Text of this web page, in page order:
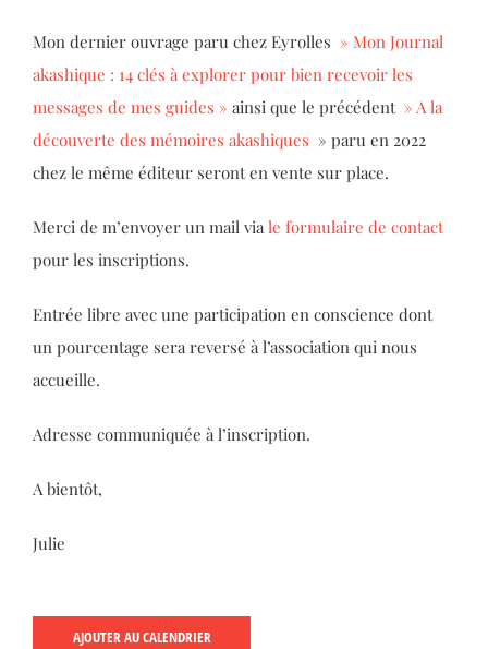
Mon dernier ouvrage paru chez Eyrolles » Mon Journal
akashique : 14 clés à explorer pour bien recevoir les
messages de mes guides » ainsi que le précédent» A la
découverte des mémoires akashiques » paru en 2022
chez le même éditeur seront en vente sur place.
Merci de m’envoyer un mail viale formulaire de contact
pour les inscriptions.
Entrée libre avec une participation en conscience dont
un pourcentage sera reversé à l’association qui nous
accueille.
Adresse communiquée à l’inscription.
A bientôt,
Julie
AJOUTER AU CALENDRIER